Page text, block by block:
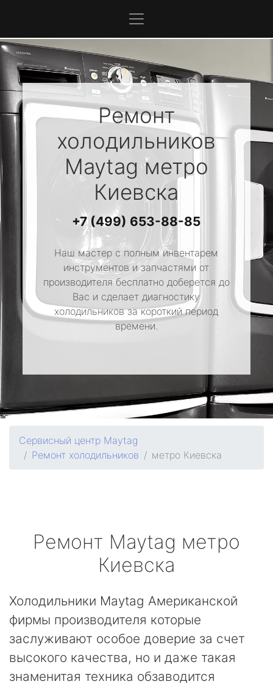
Ремонт
холодильников
Maytagметро
Киевска
+7 (499) 653-88-85
Наш мастер с полным инвентарем
инструментов и запчастями от
производителя бесплатно доберется до
Вас и сделает диагностику
холодильников за короткий период
времени.
Сервисный центр Maytag
Ремонт холодильников
метро Киевска
Ремонт Maytag метро
Киевска
Холодильники Maytag Американской
фирмы производителя которые
заслуживают особое доверие за счет
высокого качества, но и даже такая
знаменитая техника обзаводится